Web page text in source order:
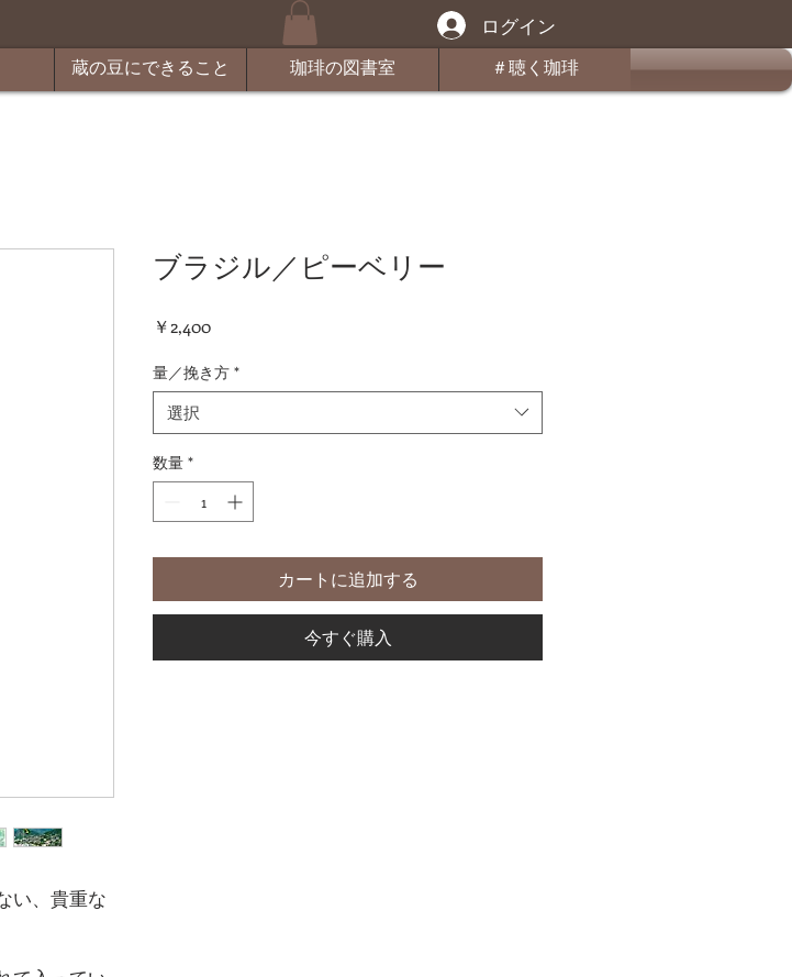
ログイン
蔵の豆にできること 珈琲の図書室 ＃聴く珈琲
い、貴重な
ブラジル／ピーベリー
￥2,400価
量／挽き方 *
選択
数量 *
カートに追加する
今すぐ購入